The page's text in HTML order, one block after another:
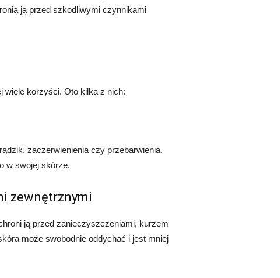
ją przed szkodliwymi czynnikami
wiele korzyści. Oto kilka z nich:
zaczerwienienia czy przebarwienia.
w swojej skórze.
zewnętrznymi
ją przed zanieczyszczeniami, kurzem
może swobodnie oddychać i jest mniej